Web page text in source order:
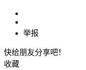
举报
快给朋友分享吧！
收藏